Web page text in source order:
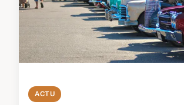
ACTU